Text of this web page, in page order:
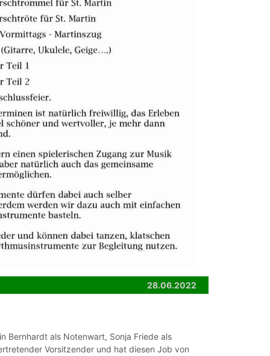
28.06.2022
Bernhardt als Notenwart, Sonja Friede als
Vorsitzender und hat diesen Job von